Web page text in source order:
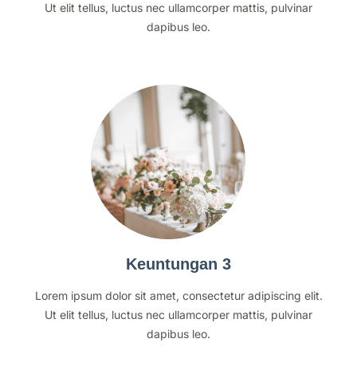
Ut elit tellus, luctus nec ullamcorper mattis, pulvinar
dapibus leo.
Keuntungan 3
Lorem ipsum dolor sit amet, consectetur adipiscing elit.
Ut elit tellus, luctus nec ullamcorper mattis, pulvinar
dapibus leo.